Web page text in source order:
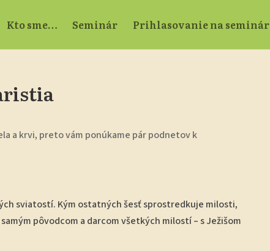
Kto sme… Seminár Prihlasovanie na seminár
a krvi, preto vám ponúkame pár podnetov k
sviatostí. Kým ostatných šesť sprostredkuje milosti,
pôvodcom a darcom všetkých milostí – s Ježišom